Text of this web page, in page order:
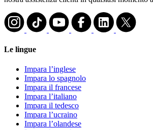
Le lingue
Impara l’inglese
Impara lo spagnolo
Impara il francese
Impara l’italiano
Impara il tedesco
Impara l’ucraino
Impara l’olandese